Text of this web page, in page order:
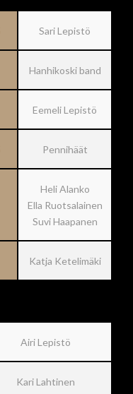
Sari Lepistö
Hanhikoski band
Eemeli Lepistö
Pennihäät
Heli Alanko
Ella Ruotsalainen
Suvi Haapanen
Katja Ketelimäki
Airi Lepistö
Kari Lahtinen